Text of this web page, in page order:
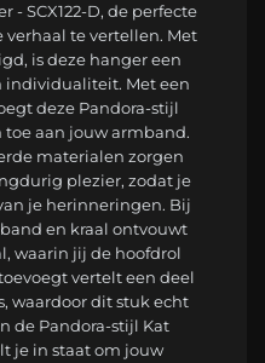
- SCX122-D, de perfecte
verhaal te vertellen. Met
is deze hanger een
individualiteit. Met een
deze Pandora-stijl
toe aan jouw armband.
materialen zorgen
plezier, zodat je
je herinneringen. Bij
en kraal ontvouwt
waarin jij de hoofdrol
vertelt een deel
waardoor dit stuk echt
de Pandora-stijl Kat
je in staat om jouw